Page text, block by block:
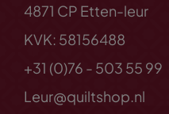
4871 CP Etten-leur
KVK: 58156488
+31 (0)76 - 503 55 99
Leur@quiltshop.nl